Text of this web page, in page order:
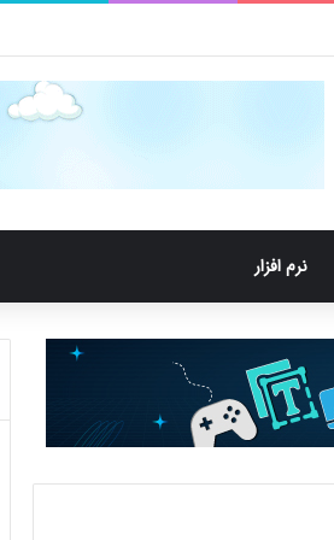
به آلزایمر را افزایش دهند
نرم افزار